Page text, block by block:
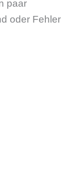
paar
oder Fehler